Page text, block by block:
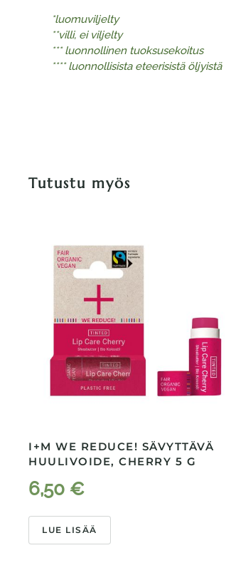
*luomuviljelty
**villi, ei viljelty
*** luonnollinen tuoksusekoitus
**** luonnollisista eteerisistä öljyistä
Tutustu myös
I+M WE REDUCE! SÄVYTTÄVÄ
HUULIVOIDE, CHERRY 5 G
6,50 €
LUE LISÄÄ